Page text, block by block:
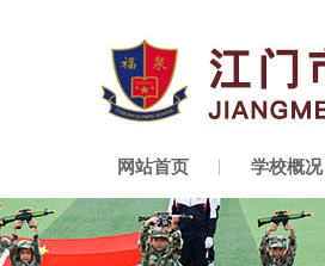
网站首页 学校概况